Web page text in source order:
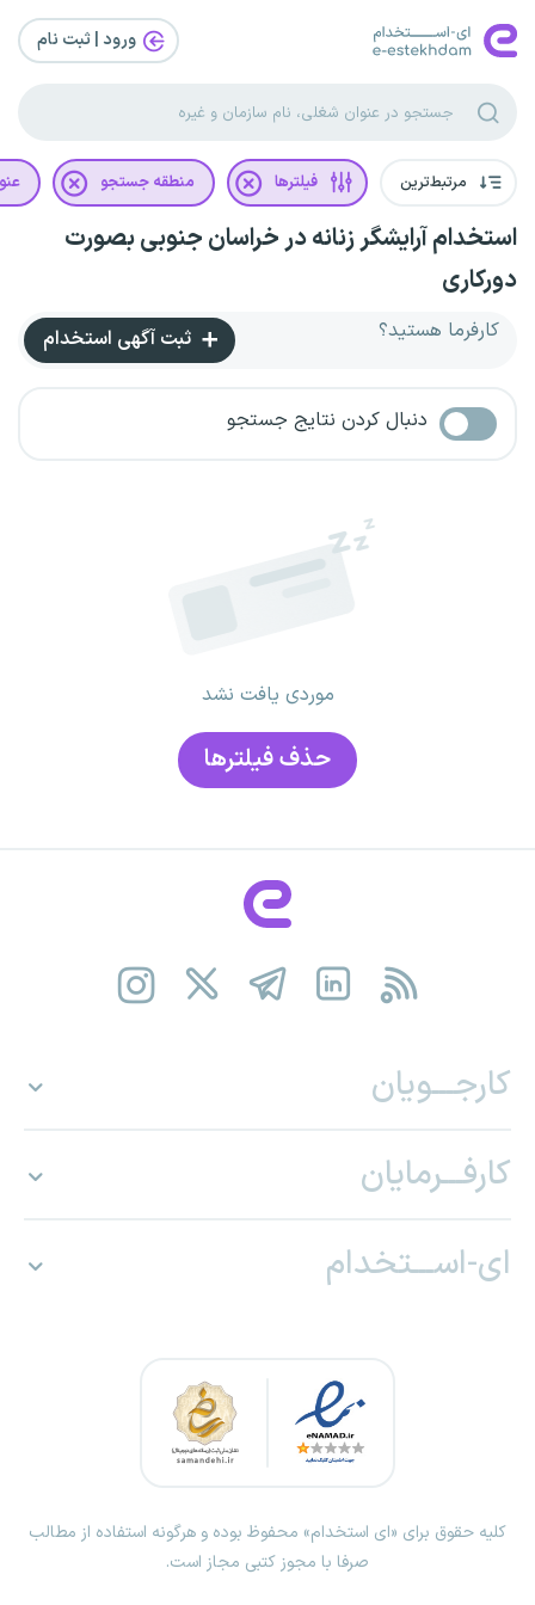
ورود | ثبت‌ نام
مرتبط‌ترین فیلترها منطقه جستجو
استخدام آرایشگر زنانه در خراسان جنوبی بصورت
دورکاری
کارفرما هستید؟ ثبت آگهی استخدام
دنبال کردن نتایج جستجو
موردی یافت نشد
حذف فیلتر‌ها
کارجـــویان
کارفـــرمایان
ای-اســـتخدام
کلیه حقوق برای «ای استخدام» محفوظ بوده و هرگونه استفاده از مطالب
صرفا با مجوز کتبی مجاز است.